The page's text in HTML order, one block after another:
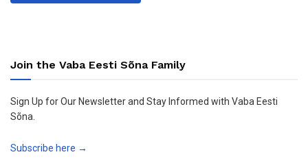
Join the Vaba Eesti Sõna Family
Sign Up for Our Newsletter and Stay Informed with Vaba Eesti
Sõna.
Subscribe here →